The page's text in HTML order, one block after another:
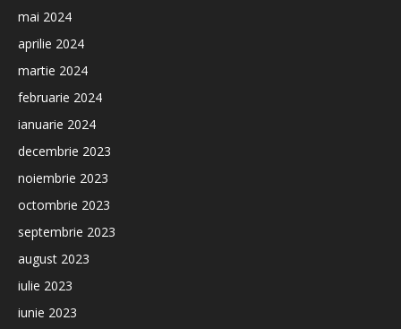
mai 2024
aprilie 2024
martie 2024
februarie 2024
ianuarie 2024
decembrie 2023
noiembrie 2023
octombrie 2023
septembrie 2023
august 2023
iulie 2023
iunie 2023